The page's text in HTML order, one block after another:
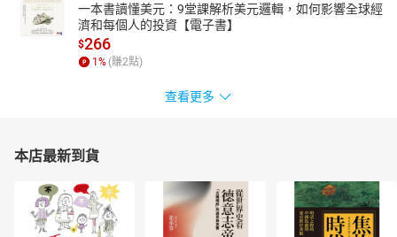
一本書讀懂美元：9堂課解析美元邏輯，如何影響全球經
濟和每個人的投資【電子書】
$266
1% (賺2點)
查看更多
本店最新到貨